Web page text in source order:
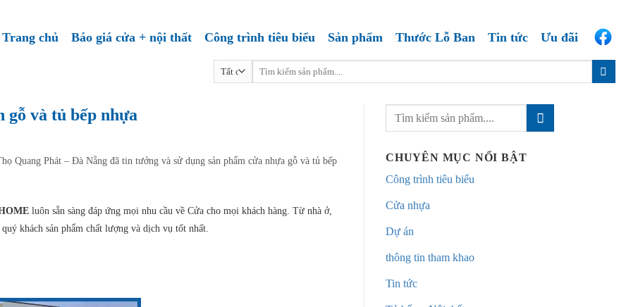
Trang chủ Báo giá cửa + nội thất Công trình tiêu biểu Sản phẩm Thước Lỗ Ban Tin tức Ưu đãi
gỗ và tủ bếp nhựa
Quang Phát – Đà Nẵng đã tin tưởng và sử dụng sản phẩm cửa nhựa gỗ và tủ bếp
luôn sẵn sàng đáp ứng mọi nhu cầu về Cửa cho mọi khách hàng. Từ nhà ở,
khách sản phẩm chất lượng và dịch vụ tốt nhất.
CHUYÊN MỤC NỔI BẬT
Công trình tiêu biểu
Cửa nhựa
Dự án
thông tin tham khao
Tin tức